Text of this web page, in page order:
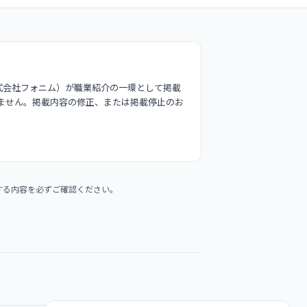
社フォニム）が職業紹介の一環として掲載
ん。掲載内容の修正、または掲載停止のお
内容を必ずご確認ください。